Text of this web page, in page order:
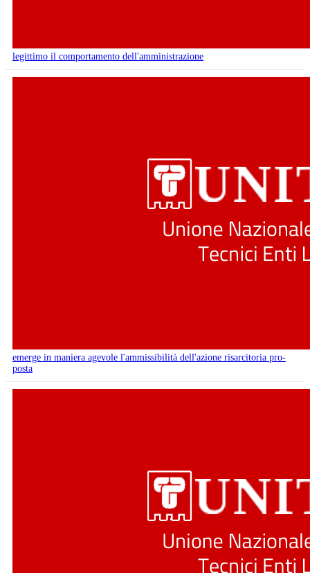
legittimo il comportamento dell'amministrazione
emerge in maniera agevole l'ammissibilità dell'azione risarcitoria pro-
posta